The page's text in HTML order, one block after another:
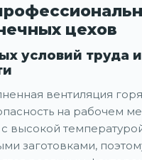
цехов
условий труда
вентиляция
на рабочем
высокой
заготовками,